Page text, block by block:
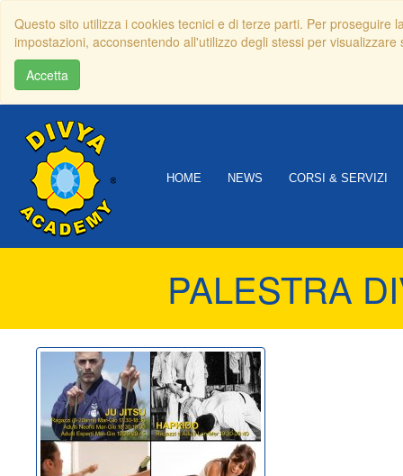
Questo sito utilizza i cookies tecnici e di terze parti. Per
impostazioni, acconsentendo all'utilizzo degli stessi per visualizzare
Accetta
HOME NEWS CORSI & SERVIZI
PALESTRA